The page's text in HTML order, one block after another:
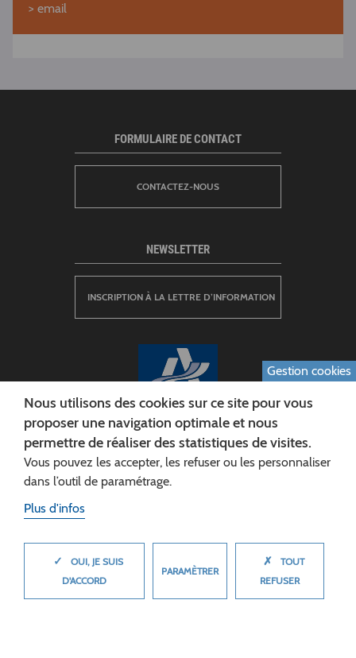
> email
CONSEIL DÉPARTEMENTAL DE L'AISNE
Siège :
FORMULAIRE DE CONTACT
CONTACTEZ-NOUS
NEWSLETTER
INSCRIPTION À LA LETTRE D’INFORMATION
Gestion cookies
Nous utilisons des cookies sur ce site pour vous
proposer une navigation optimale et nous
permettre de réaliser des statistiques de visites.
Vous pouvez les accepter, les refuser ou les personnaliser
dans l’outil de paramétrage.
Plus d'infos
✓
OUI, JE SUIS
D'ACCORD
PARAMÈTRER
✗
TOUT
REFUSER
MASQUER